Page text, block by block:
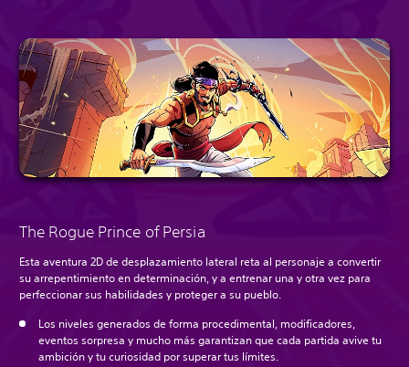
The Rogue Prince of Persia
Esta aventura 2D de desplazamiento lateral reta al personaje a convertir
su arrepentimiento en determinación, y a entrenar una y otra vez para
perfeccionar sus habilidades y proteger a su pueblo.
Los niveles generados de forma procedimental, modificadores,
eventos sorpresa y mucho más garantizan que cada partida avive tu
ambición y tu curiosidad por superar tus límites.